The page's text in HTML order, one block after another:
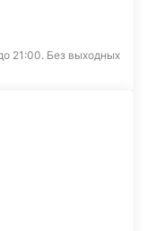
21:00. Без выходных